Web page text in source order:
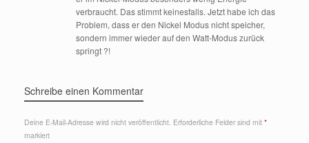
verbraucht. Das stimmt keinesfalls. Jetzt habe ich das
Problem, dass er den Nickel Modus nicht speicher,
sondern immer wieder auf den Watt-Modus zurück
springt ?!
Schreibe einen Kommentar
Deine E-Mail-Adresse wird nicht veröffentlicht. Erforderliche Felder sind mit *
markiert